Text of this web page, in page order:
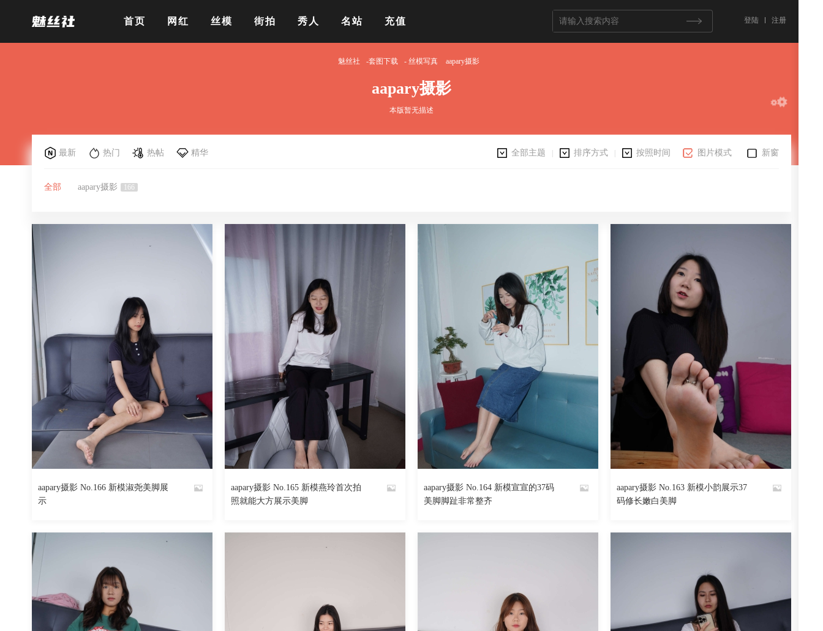
首页 网红 丝模 街拍 秀人 名站 充值 登陆 注册
魅丝社 -套图下载 - 丝模写真 aapary摄影
aapary摄影
本版暂无描述
最新 热门 热帖 精华 新窗
图片模式
全部主题 排序方式 按照时间
全部 aapary摄影 166
By
aapary摄影 No.166 新模淑尧美脚展
示
By
aapary摄影 No.165 新模燕玲首次拍
照就能大方展示美脚
By
aapary摄影 No.164 新模宣宣的37码
美脚脚趾非常整齐
By
aapary摄影 No.163 新模小韵展示37
码修长嫩白美脚